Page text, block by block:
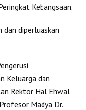
Kebangsaan.
dan diperluaskan
Keluarga dan
Rektor Hal Ehwal
Madya Dr.